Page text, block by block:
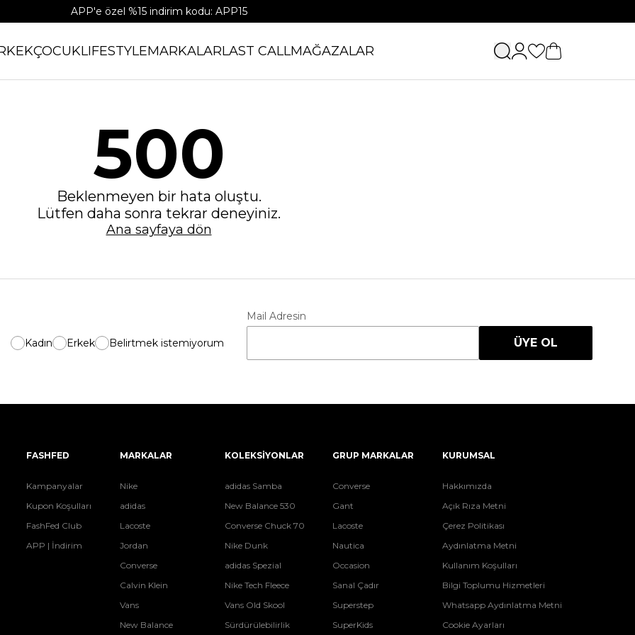
APP'e özel %15 indirim kodu: APP15
ÇOCUKLIFESTYLEMARKALARLAST CALLMAĞAZALAR
500
Beklenmeyen bir hata oluştu.
Lütfen daha sonra tekrar deneyiniz.
Ana sayfaya dön
Kadın Erkek Belirtmek istemiyorum
Mail Adresin
ÜYE OL
FASHFED
Kampanyalar
Kupon Koşulları
FashFed Club
APP | İndirim
MARKALAR
Nike
adidas
Lacoste
Jordan
Converse
Calvin Klein
Vans
New Balance
KOLEKSİYONLAR
adidas Samba
New Balance 530
Converse Chuck 70
Nike Dunk
adidas Spezial
Nike Tech Fleece
Vans Old Skool
Sürdürülebilirlik
GRUP MARKALAR
Converse
Gant
Lacoste
Nautica
Occasion
Sanal Çadır
Superstep
SuperKids
KURUMSAL
Hakkımızda
Açık Rıza Metni
Çerez Politikası
Aydınlatma Metni
Kullanım Koşulları
Bilgi Toplumu Hizmetleri
Whatsapp Aydınlatma Metni
Cookie Ayarları